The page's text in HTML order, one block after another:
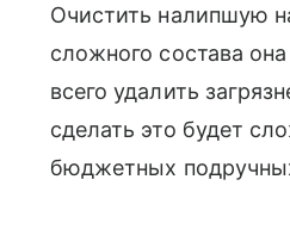
Очистить налипшую
сложного состава
всего удалить
сделать это будет
бюджетных